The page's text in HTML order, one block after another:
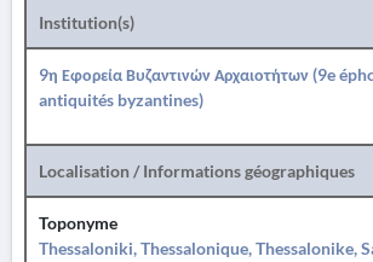
Institution(s)
9η Εφορεία Βυζαντινών Αρχαιοτήτων (9e
antiquités byzantines)
Localisation / Informations géographiques
Toponyme
Thessaloniki, Thessalonique, Thessalonike,